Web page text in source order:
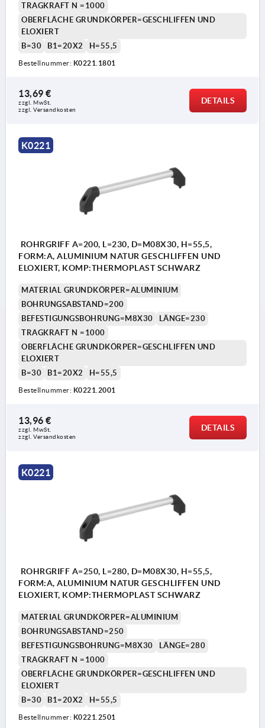
TRAGKRAFT N =1000
OBERFLÄCHE GRUNDKÖRPER=GESCHLIFFEN UND
ELOXIERT
B=30
B1=20X2 H=55,5
Bestellnummer: K0221.1801
13,69 €
zzgl. MwSt.
zzgl. Versandkosten
DETAILS
K0221
ROHRGRIFF A=200, L=230, D=M08X30, H=55,5,
FORM:A, ALUMINIUM NATUR GESCHLIFFEN UND
ELOXIERT, KOMP:THERMOPLAST SCHWARZ
MATERIAL GRUNDKÖRPER=ALUMINIUM
BOHRUNGSABSTAND=200
BEFESTIGUNGSBOHRUNG=M8X30
LÄNGE=230
TRAGKRAFT N =1000
OBERFLÄCHE GRUNDKÖRPER=GESCHLIFFEN UND
ELOXIERT
B=30
B1=20X2 H=55,5
Bestellnummer: K0221.2001
13,96 €
zzgl. MwSt.
zzgl. Versandkosten
DETAILS
K0221
ROHRGRIFF A=250, L=280, D=M08X30, H=55,5,
FORM:A, ALUMINIUM NATUR GESCHLIFFEN UND
ELOXIERT, KOMP:THERMOPLAST SCHWARZ
MATERIAL GRUNDKÖRPER=ALUMINIUM
BOHRUNGSABSTAND=250
BEFESTIGUNGSBOHRUNG=M8X30
LÄNGE=280
TRAGKRAFT N =1000
OBERFLÄCHE GRUNDKÖRPER=GESCHLIFFEN UND
ELOXIERT
B=30
B1=20X2 H=55,5
Bestellnummer: K0221.2501